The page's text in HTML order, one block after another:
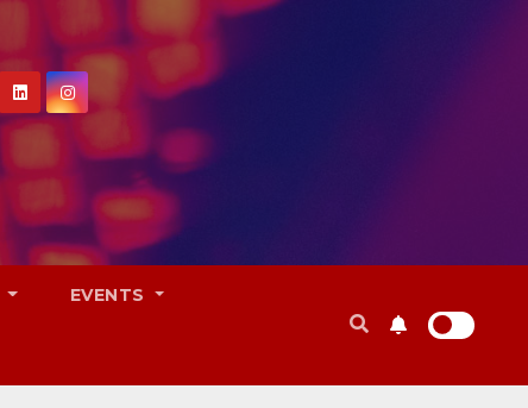
EVENTS